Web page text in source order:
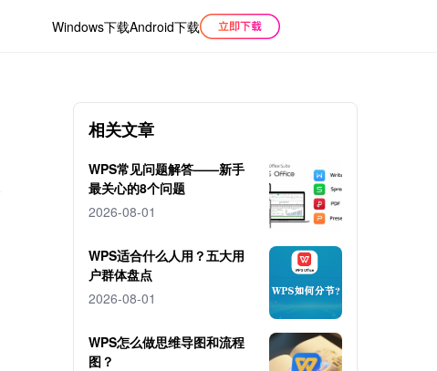
Windows下载Android下载
相关文章
WPS常见问题解答——新手
最关心的8个问题
2026-08-01
WPS适合什么人用？五大用
户群体盘点
2026-08-01
WPS怎么做思维导图和流程
图？